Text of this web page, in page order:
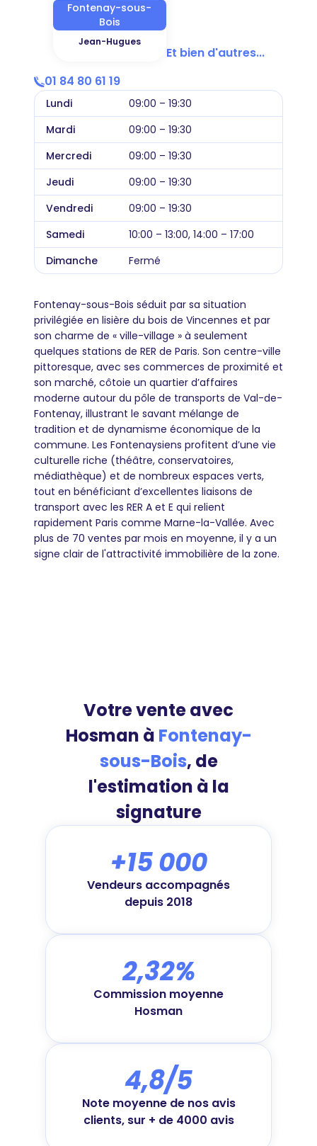
Fontenay-sous-
Bois
Jean-Hugues
Et bien d'autres...
01 84 80 61 19
Lundi
09:00 – 19:30
Mardi
09:00 – 19:30
Mercredi
09:00 – 19:30
Jeudi
09:00 – 19:30
Vendredi
09:00 – 19:30
Samedi
10:00 – 13:00, 14:00 – 17:00
Dimanche
Fermé
Fontenay-sous-Bois séduit par sa situation
privilégiée en lisière du bois de Vincennes et par
son charme de « ville-village » à seulement
quelques stations de RER de Paris. Son centre-ville
pittoresque, avec ses commerces de proximité et
son marché, côtoie un quartier d’affaires
moderne autour du pôle de transports de Val-de-
Fontenay, illustrant le savant mélange de
tradition et de dynamisme économique de la
commune. Les Fontenaysiens profitent d’une vie
culturelle riche (théâtre, conservatoires,
médiathèque) et de nombreux espaces verts,
tout en bénéficiant d’excellentes liaisons de
transport avec les RER A et E qui relient
rapidement Paris comme Marne-la-Vallée. Avec
plus de 70 ventes par mois en moyenne, il y a un
signe clair de l'attractivité immobilière de la zone.
Votre vente avec
Hosman à Fontenay-
sous-Bois, de
l'estimation à la
signature
+15 000
Vendeurs accompagnés
depuis 2018
2,32%
Commission moyenne
Hosman
4,8/5
Note moyenne de nos avis
clients, sur + de 4000 avis